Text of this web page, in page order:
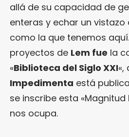
allá de su capacidad de
enteras y echar un vistazo
como la que tenemos
proyectos de Lem fue la
«Biblioteca del Siglo XXI«,
Impedimenta está
se inscribe esta
nos ocupa.